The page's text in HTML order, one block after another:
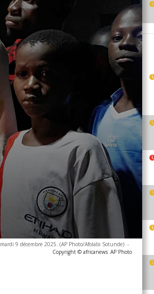
9 décembre 2025. (AP Photo/Afolabi Sotunde) -
Copyright © africanews AP Photo